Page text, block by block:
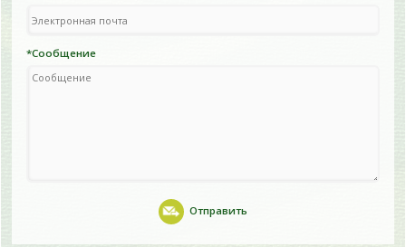
*Сообщение
Отправить